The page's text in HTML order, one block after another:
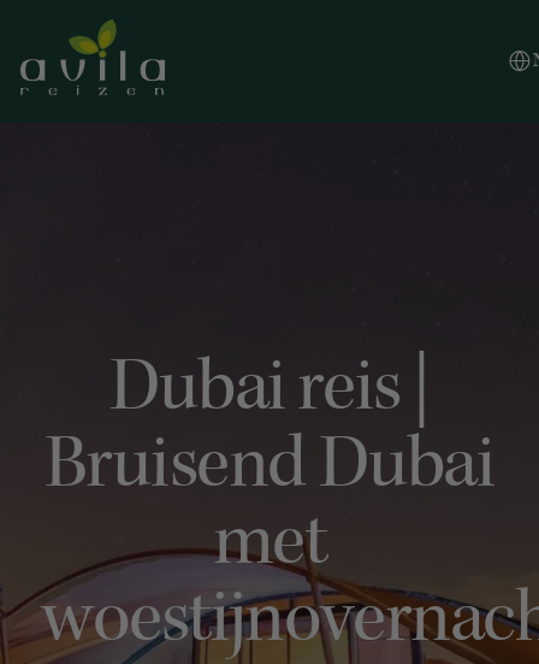
Dubai reis |
Bruisend Dubai
met